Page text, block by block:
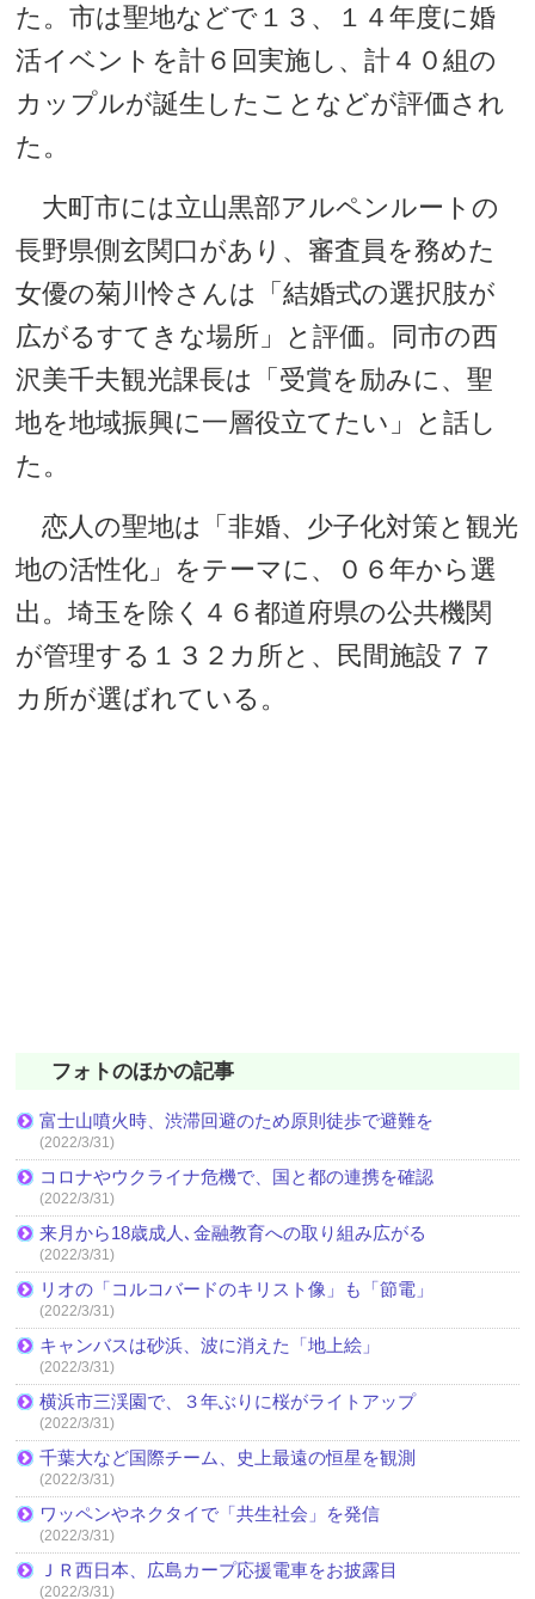
た。市は聖地などで１３、１４年度に婚
活イベントを計６回実施し、計４０組の
カップルが誕生したことなどが評価され
た。
大町市には立山黒部アルペンルートの
長野県側玄関口があり、審査員を務めた
女優の菊川怜さんは「結婚式の選択肢が
広がるすてきな場所」と評価。同市の西
沢美千夫観光課長は「受賞を励みに、聖
地を地域振興に一層役立てたい」と話し
た。
恋人の聖地は「非婚、少子化対策と観光
地の活性化」をテーマに、０６年から選
出。埼玉を除く４６都道府県の公共機関
が管理する１３２カ所と、民間施設７７
カ所が選ばれている。
フォトのほかの記事
富士山噴火時、渋滞回避のため原則徒歩で避難を
(2022/3/31)
コロナやウクライナ危機で、国と都の連携を確認
(2022/3/31)
来月から18歳成人､金融教育への取り組み広がる
(2022/3/31)
リオの「コルコバードのキリスト像」も「節電」
(2022/3/31)
キャンバスは砂浜、波に消えた「地上絵」
(2022/3/31)
横浜市三渓園で、３年ぶりに桜がライトアップ
(2022/3/31)
千葉大など国際チーム、史上最遠の恒星を観測
(2022/3/31)
ワッペンやネクタイで「共生社会」を発信
(2022/3/31)
ＪＲ西日本、広島カープ応援電車をお披露目
(2022/3/31)